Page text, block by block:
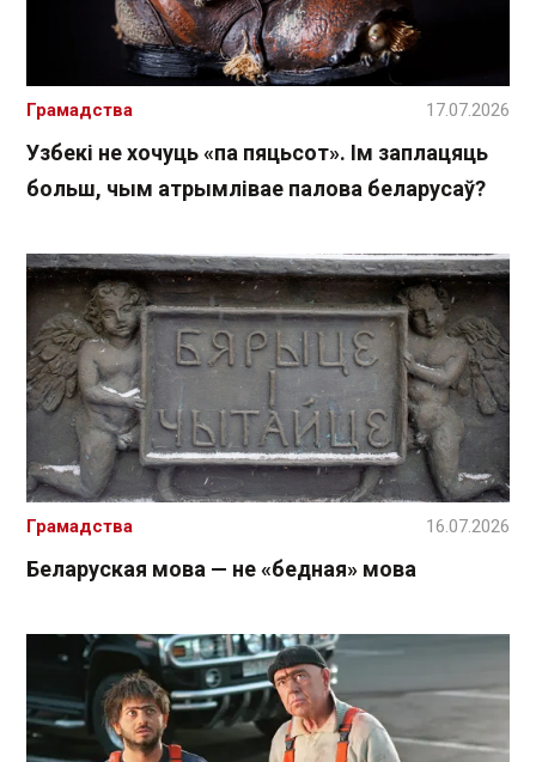
Узбекі не хочуць «па пяцьсот». Ім заплацяць
больш, чым атрымлівае палова беларусаў?
Грамадства 17.07.2026
Беларуская мова — не «бедная» мова
Грамадства 16.07.2026